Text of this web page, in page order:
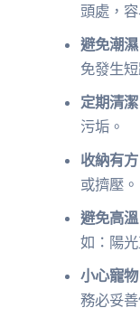
頭處，
避免潮濕
免發生短
定期清潔
污垢。
收納有方
或擠壓。
避免高溫
如：陽
小心寵物
務必妥善